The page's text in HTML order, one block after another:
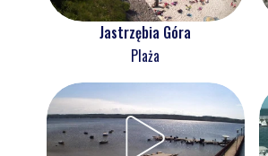
Jastrzębia Góra
Plaża